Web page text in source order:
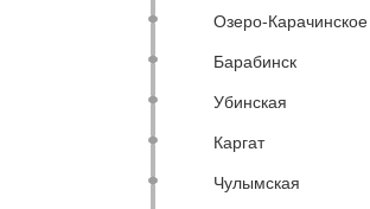
Озеро-Карачинское
Барабинск
Убинская
Каргат
Чулымская